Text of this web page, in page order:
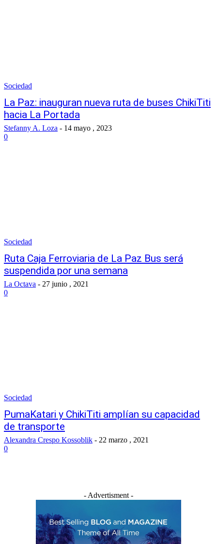
Sociedad
La Paz: inauguran nueva ruta de buses ChikiTiti
hacia La Portada
Stefanny A. Loza - 14 mayo , 2023
0
Sociedad
Ruta Caja Ferroviaria de La Paz Bus será
suspendida por una semana
La Octava - 27 junio , 2021
0
Sociedad
PumaKatari y ChikiTiti amplían su capacidad
de transporte
Alexandra Crespo Kossoblik - 22 marzo , 2021
0
- Advertisment -